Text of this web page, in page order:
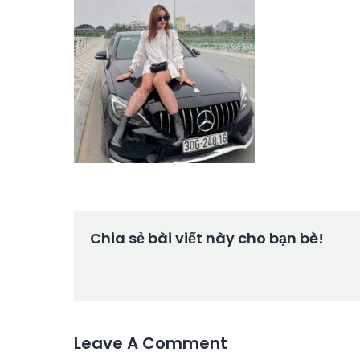
Chia sẻ bài viết này cho bạn bè!
Leave A Comment